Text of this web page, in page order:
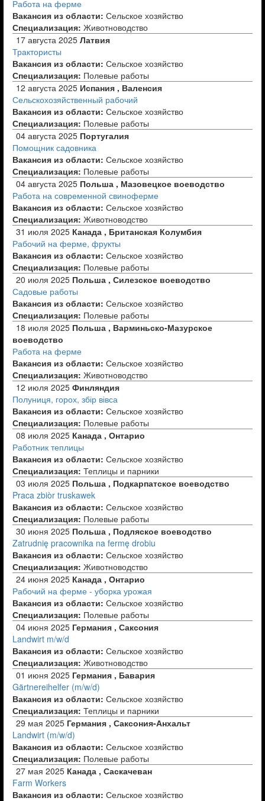
Работа на ферме
Вакансия из области: Сельское хозяйство
Специализация: Животноводство
17 августа 2025 Латвия
Трактористы
Вакансия из области: Сельское хозяйство
Специализация: Полевые работы
12 августа 2025 Испания , Валенсия
Сельскохозяйственный рабочий
Вакансия из области: Сельское хозяйство
Специализация: Полевые работы
04 августа 2025 Португалия
Помощник садовника
Вакансия из области: Сельское хозяйство
Специализация: Полевые работы
04 августа 2025 Польша , Мазовецкое воеводство
Работа на современной свиноферме
Вакансия из области: Сельское хозяйство
Специализация: Животноводство
31 июля 2025 Канада , Британская Колумбия
Рабочий на ферме, фрукты
Вакансия из области: Сельское хозяйство
Специализация: Полевые работы
20 июля 2025 Польша , Силезское воеводство
Садовые работы
Вакансия из области: Сельское хозяйство
Специализация: Полевые работы
18 июля 2025 Польша , Варминьско-Мазурское
воеводство
Работа на ферме
Вакансия из области: Сельское хозяйство
Специализация: Животноводство
12 июля 2025 Финляндия
Полуниця, горох, збір вівса
Вакансия из области: Сельское хозяйство
Специализация: Полевые работы
08 июля 2025 Канада , Онтарио
Работник теплицы
Вакансия из области: Сельское хозяйство
Специализация: Теплицы и парники
03 июля 2025 Польша , Подкарпатское воеводство
Praca zbiòr truskawek
Вакансия из области: Сельское хозяйство
Специализация: Полевые работы
30 июня 2025 Польша , Подляское воеводство
Zatrudnię pracownika na fermę drobiu
Вакансия из области: Сельское хозяйство
Специализация: Животноводство
24 июня 2025 Канада , Онтарио
Рабочий на ферме - уборка урожая
Вакансия из области: Сельское хозяйство
Специализация: Полевые работы
04 июня 2025 Германия , Саксония
Landwirt m/w/d
Вакансия из области: Сельское хозяйство
Специализация: Животноводство
01 июня 2025 Германия , Бавария
Gärtnereihelfer (m/w/d)
Вакансия из области: Сельское хозяйство
Специализация: Теплицы и парники
29 мая 2025 Германия , Саксония-Анхальт
Landwirt (m/w/d)
Вакансия из области: Сельское хозяйство
Специализация: Полевые работы
27 мая 2025 Канада , Саскачеван
Farm Workers
Вакансия из области: Сельское хозяйство